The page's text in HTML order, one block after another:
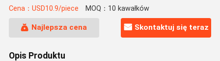
Cena：USD10.9/piece MOQ：10 kawałków
Najlepsza cena Skontaktuj się teraz
Opis Produktu